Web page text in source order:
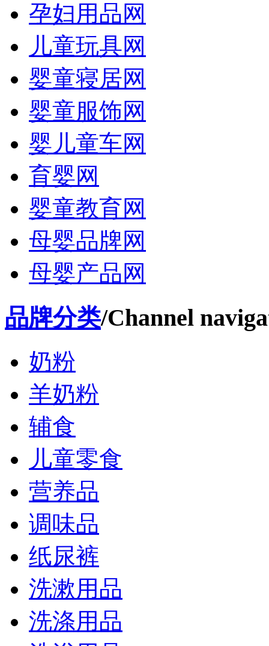
孕妇用品网
儿童玩具网
婴童寝居网
婴童服饰网
婴儿童车网
育婴网
婴童教育网
母婴品牌网
母婴产品网
品牌分类/Channel
奶粉
羊奶粉
辅食
儿童零食
营养品
调味品
纸尿裤
洗漱用品
洗涤用品